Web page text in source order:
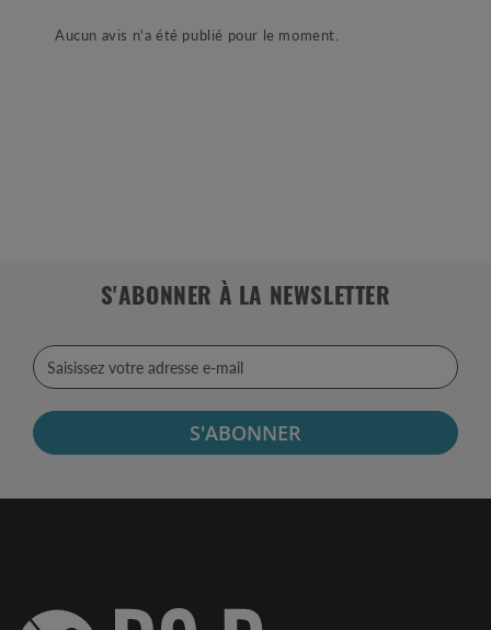
Aucun avis n'a été publié pour le moment.
S'ABONNER À LA NEWSLETTER
S'ABONNER